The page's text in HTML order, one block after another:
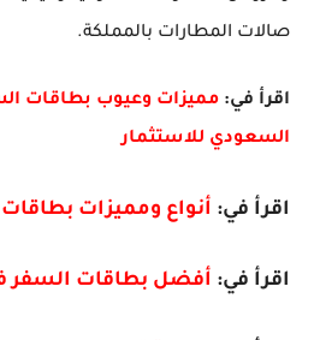
صالات المطارات بالمملكة.
اقرأ في: مميزات وعيوب بطاقات
السعودي للاستثمار
اقرأ في: أنواع ومميزات بطاقات
اقرأ في: أفضل بطاقات السفر